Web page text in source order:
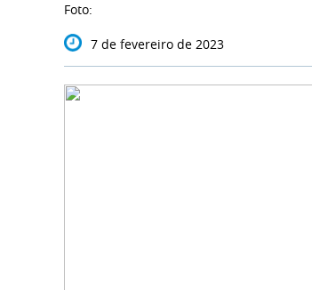
Foto:
7 de fevereiro de 2023